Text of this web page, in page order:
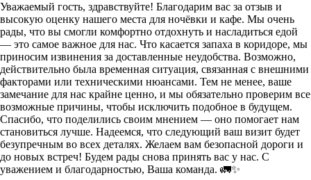
Уважаемый гость, здравствуйте! Благодарим вас за отзыв и
высокую оценку нашего места для ночёвки и кафе. Мы очень
рады, что вы смогли комфортно отдохнуть и насладиться едой
— это самое важное для нас. Что касается запаха в коридоре, мы
приносим извинения за доставленные неудобства. Возможно,
действительно была временная ситуация, связанная с внешними
факторами или техническими нюансами. Тем не менее, ваше
замечание для нас крайне ценно, и мы обязательно проверим все
возможные причины, чтобы исключить подобное в будущем.
Спасибо, что поделились своим мнением — оно помогает нам
становиться лучше. Надеемся, что следующий ваш визит будет
безупречным во всех деталях. Желаем вам безопасной дороги и
до новых встреч! Будем рады снова принять вас у нас. С
уважением и благодарностью, Ваша команда. 🚛✨